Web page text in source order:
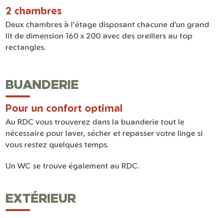
2 chambres
Deux chambres à l’étage disposant chacune d’un grand
lit de dimension 160 x 200 avec des oreillers au top
rectangles.
BUANDERIE
Pour un confort optimal
Au RDC vous trouverez dans la buanderie tout le
nécessaire pour laver, sécher et repasser votre linge si
vous restez quelques temps.
Un WC se trouve également au RDC.
EXTÉRIEUR